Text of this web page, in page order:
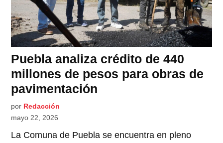
Puebla analiza crédito de 440
millones de pesos para obras de
pavimentación
por Redacción
mayo 22, 2026
La Comuna de Puebla se encuentra en pleno